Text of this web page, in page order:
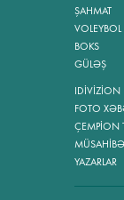
ŞAHMAT
VOLEYBOL
BOKS
GÜLƏŞ
IDİVİZİON
FOTO
ÇEMPİON
MÜSAHİBƏ
YAZARLAR